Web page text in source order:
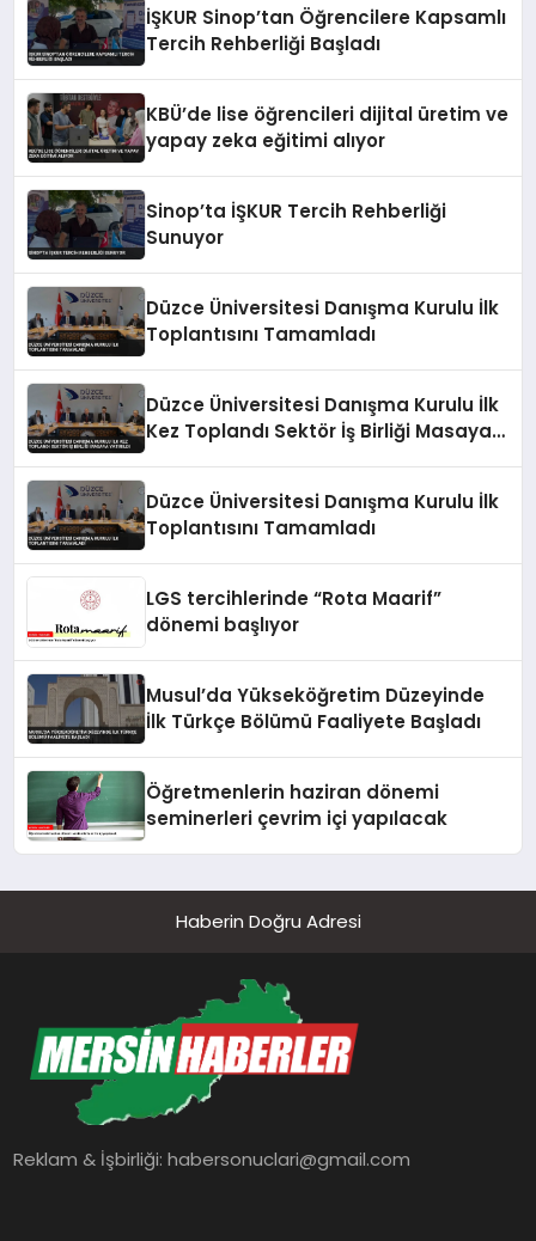
İŞKUR Sinop’tan Öğrencilere Kapsamlı
Tercih Rehberliği Başladı
KBÜ’de lise öğrencileri dijital üretim ve
yapay zeka eğitimi alıyor
Sinop’ta İŞKUR Tercih Rehberliği
Sunuyor
Düzce Üniversitesi Danışma Kurulu İlk
Toplantısını Tamamladı
Düzce Üniversitesi Danışma Kurulu İlk
Kez Toplandı Sektör İş Birliği Masaya
Düzce Üniversitesi Danışma Kurulu İlk
Toplantısını Tamamladı
LGS tercihlerinde “Rota Maarif”
dönemi başlıyor
Musul’da Yükseköğretim Düzeyinde
İlk Türkçe Bölümü Faaliyete Başladı
Öğretmenlerin haziran dönemi
seminerleri çevrim içi yapılacak
Haberin Doğru Adresi
Reklam & İşbirliği:habersonuclari@gmail.com